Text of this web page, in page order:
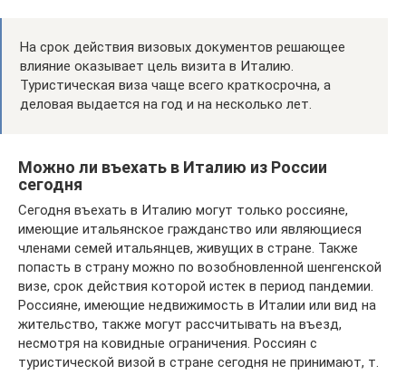
На срок действия визовых документов решающее
влияние оказывает цель визита в Италию.
Туристическая виза чаще всего краткосрочна, а
деловая выдается на год и на несколько лет.
Можно ли въехать в Италию из России
сегодня
Сегодня въехать в Италию могут только россияне,
имеющие итальянское гражданство или являющиеся
членами семей итальянцев, живущих в стране. Также
попасть в страну можно по возобновленной шенгенской
визе, срок действия которой истек в период пандемии.
Россияне, имеющие недвижимость в Италии или вид на
жительство, также могут рассчитывать на въезд,
несмотря на ковидные ограничения. Россиян с
туристической визой в стране сегодня не принимают, т.